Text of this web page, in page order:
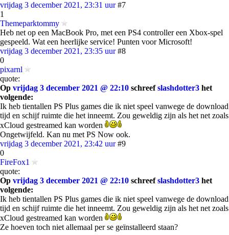
vrijdag 3 december 2021, 23:31 uur #7
1
Themeparktommy
Heb net op een MacBook Pro, met een PS4 controller een Xbox-spel
gespeeld. Wat een heerlijke service! Punten voor Microsoft!
vrijdag 3 december 2021, 23:35 uur #8
0
pixarnl
quote:
Op vrijdag 3 december 2021 @ 22:10 schreefslashdotter3 het
volgende:
Ik heb tientallen PS Plus games die ik niet speel vanwege de download
tijd en schijf ruimte die het inneemt. Zou geweldig zijn als het net zoals
xCloud gestreamed kan worden
Ongetwijfeld. Kan nu met PS Now ook.
vrijdag 3 december 2021, 23:42 uur #9
0
FireFox1
quote:
Op vrijdag 3 december 2021 @ 22:10 schreefslashdotter3 het
volgende:
Ik heb tientallen PS Plus games die ik niet speel vanwege de download
tijd en schijf ruimte die het inneemt. Zou geweldig zijn als het net zoals
xCloud gestreamed kan worden
Ze hoeven toch niet allemaal per se geïnstalleerd staan?